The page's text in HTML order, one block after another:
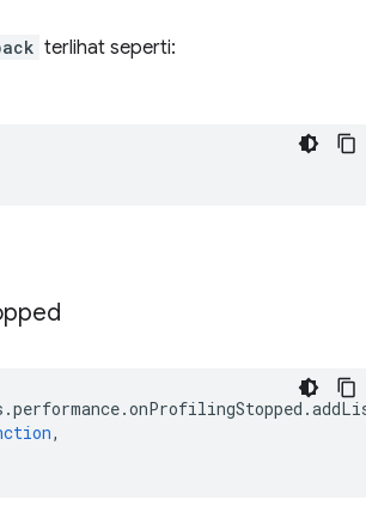
terlihat seperti:
.performance.onProfilingStopped .
,